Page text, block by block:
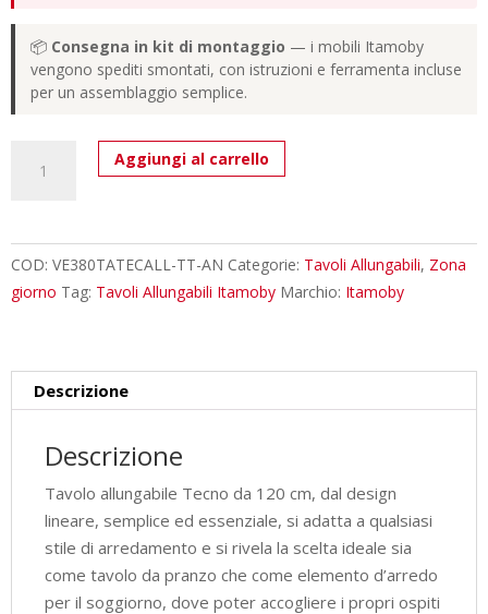
📦 Consegna in kit di montaggio — i mobili Itamoby
vengono spediti smontati, con istruzioni e ferramenta incluse
per un assemblaggio semplice.
allungabile
Tecno
tortora
quantità
Aggiungi al carrello
COD: VE380TATECALL-TT-AN Categorie: Tavoli Allungabili, Zona
giorno Tag: Tavoli Allungabili Itamoby Marchio: Itamoby
Descrizione
Descrizione
Tavolo allungabile Tecno da 120 cm, dal design
lineare, semplice ed essenziale, si adatta a qualsiasi
stile di arredamento e si rivela la scelta ideale sia
come tavolo da pranzo che come elemento d’arredo
per il soggiorno, dove poter accogliere i propri ospiti